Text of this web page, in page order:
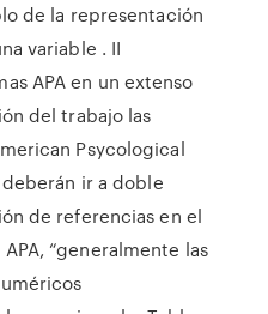
de la representación
variable . II
APA en un extenso
del trabajo las
Psycological
ir a doble
de referencias en el
“generalmente las